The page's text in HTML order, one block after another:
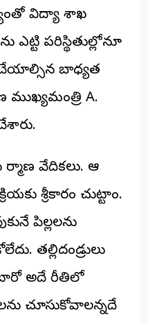
విద్యా శాఖ
ఎట్టి పరిస్థితుల్లోనూ
చేయాల్సిన బాధ్యత
ముఖ్యమంత్రి A.
వేదికలు. ఆ
శ్రీకారం చుట్టాం.
పిల్లలను
తల్లిదండ్రులు
అదే రీతిలో
చూసుకోవాలన్నదే